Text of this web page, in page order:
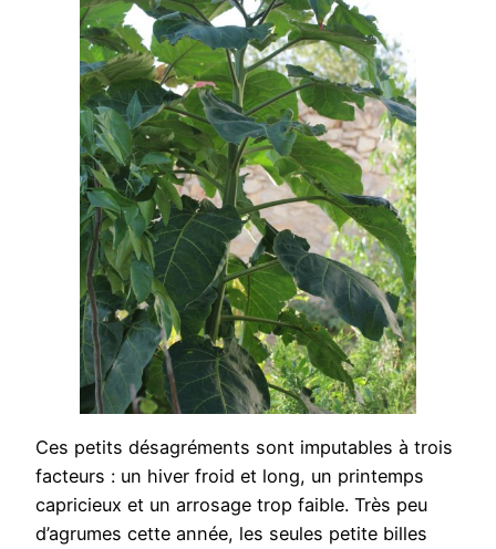
Ces petits désagréments sont imputables à trois
facteurs : un hiver froid et long, un printemps
capricieux et un arrosage trop faible. Très peu
d’agrumes cette année, les seules petite billes